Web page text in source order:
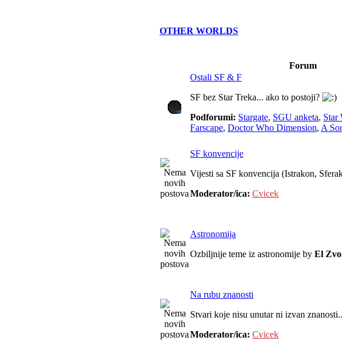
OTHER WORLDS
Forum
Ostali SF & F
SF bez Star Treka... ako to postoji?
Podforumi: Stargate, SGU anketa, Star
Farscape, Doctor Who Dimension, A
SF konvencije
Vijesti sa SF konvencija (Istrakon,
Moderator/ica: Cvicek
Astronomija
Ozbiljnije teme iz astronomije by El
Na rubu znanosti
Stvari koje nisu unutar ni izvan
Moderator/ica: Cvicek